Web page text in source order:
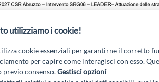
Privacy Policy
utilizziamo i cookie!
cookie essenziali per garantirne il corretto
per capire come interagisci con esso.
previo consenso.Gestisci opzioni